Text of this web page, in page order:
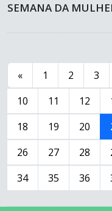
SEMANA DA
« 1 2 3
10
11 12
18
19 20
26
27 28
34
35 36